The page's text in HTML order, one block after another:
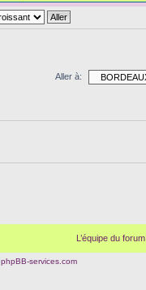
Aller à:
L’équipe du forum
phpBB-services.com